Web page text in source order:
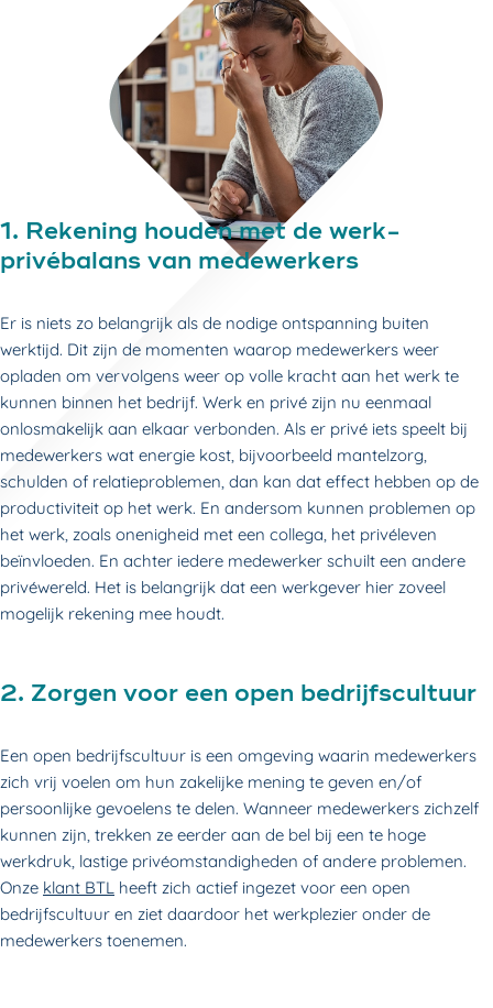
1. Rekening houden met de werk-
privébalans van medewerkers
Er is niets zo belangrijk als de nodige ontspanning buiten
werktijd. Dit zijn de momenten waarop medewerkers weer
opladen om vervolgens weer op volle kracht aan het werk te
kunnen binnen het bedrijf. Werk en privé zijn nu eenmaal
onlosmakelijk aan elkaar verbonden. Als er privé iets speelt bij
medewerkers wat energie kost, bijvoorbeeld mantelzorg,
schulden of relatieproblemen, dan kan dat effect hebben op de
productiviteit op het werk. En andersom kunnen problemen op
het werk, zoals onenigheid met een collega, het privéleven
beïnvloeden. En achter iedere medewerker schuilt een andere
privéwereld. Het is belangrijk dat een werkgever hier zoveel
mogelijk rekening mee houdt.
2. Zorgen voor een open bedrijfscultuur
Een open bedrijfscultuur is een omgeving waarin medewerkers
zich vrij voelen om hun zakelijke mening te geven en/of
persoonlijke gevoelens te delen. Wanneer medewerkers zichzelf
kunnen zijn, trekken ze eerder aan de bel bij een te hoge
werkdruk, lastige privéomstandigheden of andere problemen.
Onze klant BTL heeft zich actief ingezet voor een open
bedrijfscultuur en ziet daardoor het werkplezier onder de
medewerkers toenemen.